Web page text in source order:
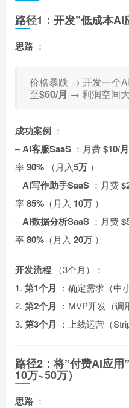
路径1：开发”低成本AI
思路 ：
价格暴跌 → 开发一个
至$60/月 → 利润空间
成功案例 ：
–AI客服SaaS ：月费$10/月
率90% （月入5万 ）
–AI写作助手SaaS ：月费
率85% （月入 10万 ）
–AI数据分析SaaS ：月费
率80% （月入 20万 ）
开发流程
（3个月）：
1. 第1个月 ：确定需求（中
2. 第2个月 ：MVP开发（调
3. 第3个月 ：上线运营（
路径2：将”付费AI应用
10万~50万）
思路 ：